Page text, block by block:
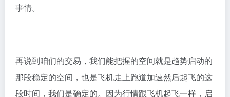
事情。
再说到咱们的交易，我们能把握的空间就是趋势启动的
那段稳定的空间，也是飞机走上跑道加速然后起飞的这
段时间，我们是确定的。因为行情跟飞机起飞一样，启